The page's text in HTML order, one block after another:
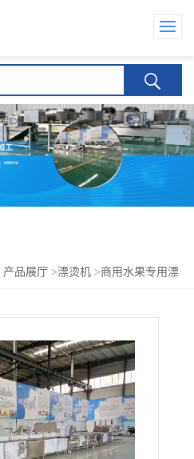
产品展厅 >漂烫机 >商用水果专用漂